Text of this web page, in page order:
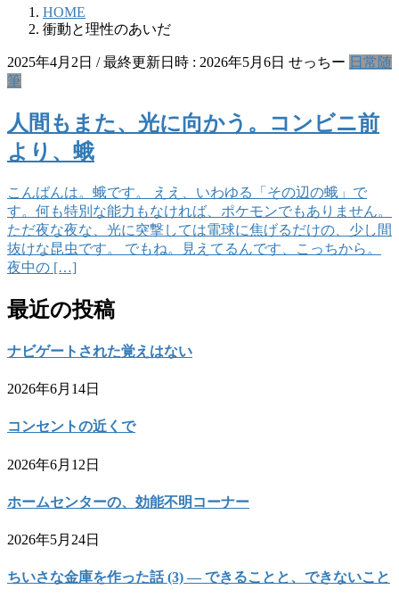
HOME
衝動と理性のあいだ
2025年4月2日 / 最終更新日時 : 2026年5月6日 せっちー 日常 随
筆
人間もまた、光に向かう。コンビニ前
より、蛾
こんばんは。蛾です。 ええ、いわゆる「その辺の蛾」で
す。何も特別な能力もなければ、ポケモンでもありません。
ただ夜な夜な、光に突撃しては電球に焦げるだけの、少し間
抜けな昆虫です。 でもね。見えてるんです、こっちから。
夜中の […]
最近の投稿
ナビゲートされた覚えはない
2026年6月14日
コンセントの近くで
2026年6月12日
ホームセンターの、効能不明コーナー
2026年5月24日
ちいさな金庫を作った話 (3) — できることと、できないこと